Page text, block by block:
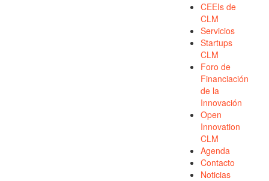
CEEIs de
CLM
Servicios
Startups
CLM
Foro de
Financiación
de la
Innovación​
Open
Innovation
CLM
Agenda
Contacto
Noticias